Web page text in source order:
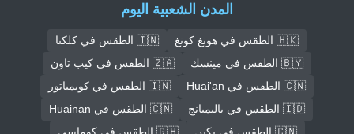
المدن الشعبية اليوم
🇭🇰 الطقس في هونغ كونغ
🇮🇳 الطقس في كلكتا
🇧🇾 الطقس في مينسك
🇿🇦 الطقس في كيب تاون
🇨🇳 الطقس في Huai'an
🇮🇳 الطقس في كويمباتور
🇮🇩 الطقس في باليمبانج
🇨🇳 الطقس في Huainan
🇨🇳 الطقس في بكين
🇬🇭 الطقس في كوماسي